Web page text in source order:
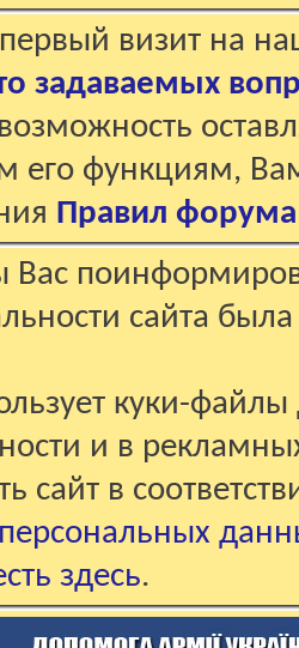
визит на
задаваемых
его функциям,
Правил форума
сайта
куки-файлы
и в
сайт в
здесь.